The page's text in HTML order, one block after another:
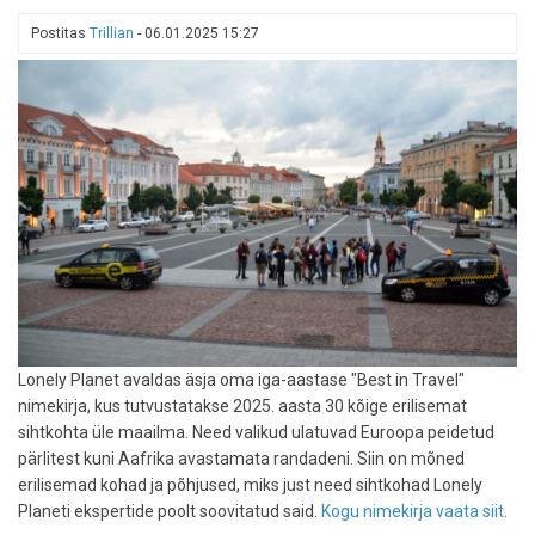
puhkuse
Postitas Trillian - 06.01.2025 15:27
Lonely Planet avaldas äsja oma iga-aastase "Best in Travel"
nimekirja, kus tutvustatakse 2025. aasta 30 kõige erilisemat
sihtkohta üle maailma. Need valikud ulatuvad Euroopa peidetud
pärlitest kuni Aafrika avastamata randadeni. Siin on mõned
erilisemad kohad ja põhjused, miks just need sihtkohad Lonely
Planeti ekspertide poolt soovitatud said. Kogu nimekirja vaata siit.